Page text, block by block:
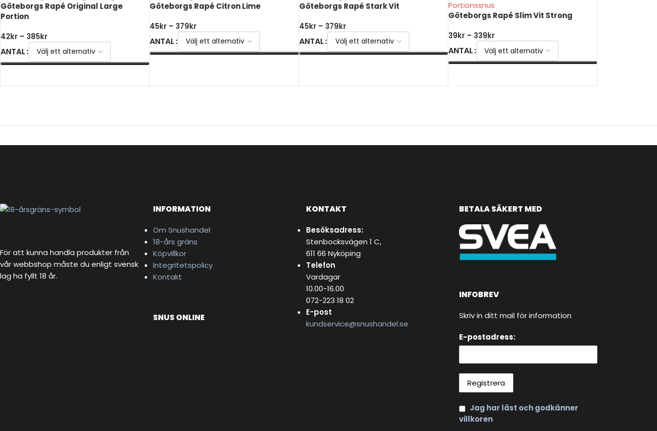
Göteborgs Rapé Original Large
Portion
42kr – 385kr
ANTAL
Göteborgs Rapé Citron Lime
45kr – 379kr
ANTAL
Göteborgs Rapé Stark Vit
45kr – 379kr
ANTAL
Göteborgs Rapé Slim Vit Strong
39kr – 339kr
ANTAL
För att kunna handla produkter från
vår webbshop måste du enligt svensk
lag ha fyllt 18 år.
INFORMATION
Om Snushandel
18-års gräns
Köpvillkor
Integritetspolicy
Kontakt
SNUS ONLINE
KONTAKT
Besöksadress:
Stenbocksvägen 1 C,
611 66 Nyköping
Telefon
Vardagar
10.00-16.00
072-223 18 02
E-post
kundservice@snushandel.se
BETALA SÄKERT MED
INFOBREV
Skriv in ditt mail för information
E-postadress:
Jag har läst och godkänner
villkoren